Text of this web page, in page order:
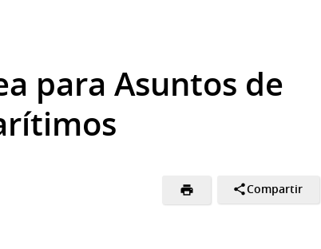
para Asuntos de
Compartir